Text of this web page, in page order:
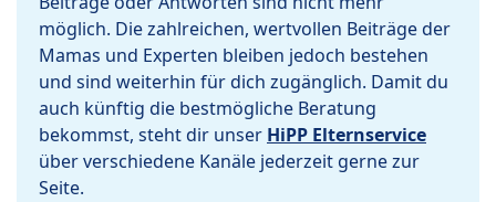
möglich. Die zahlreichen, wertvollen Beiträge der
Mamas und Experten bleiben jedoch bestehen
und sind weiterhin für dich zugänglich. Damit du
auch künftig die bestmögliche Beratung
bekommst, steht dir unser HiPP Elternservice
über verschiedene Kanäle jederzeit gerne zur
Seite.